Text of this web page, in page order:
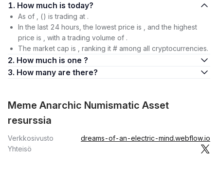
1. How much is today?
As of , () is trading at .
In the last 24 hours, the lowest price is , and the highest
price is , with a trading volume of .
The market cap is , ranking it # among all cryptocurrencies.
2. How much is one ?
3. How many are there?
Meme Anarchic Numismatic Asset
resurssia
Verkkosivusto
dreams-of-an-electric-mind.webflow.io
Yhteisö